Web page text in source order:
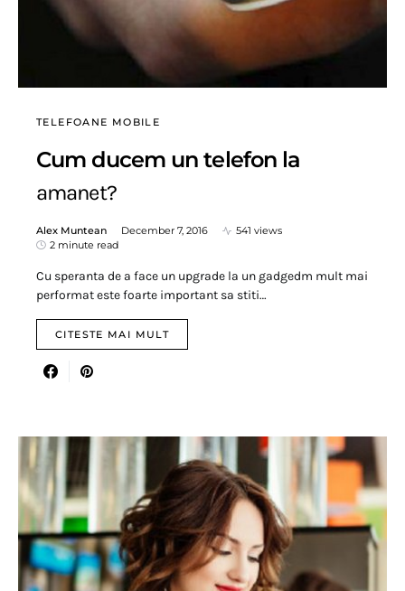
TELEFOANE MOBILE
Cum ducem un telefon la
amanet?
Alex Muntean December 7, 2016
541 views
2 minute read
Cu speranta de a face un upgrade la un gadgedm mult mai
performat este foarte important sa stiti…
CITESTE MAI MULT